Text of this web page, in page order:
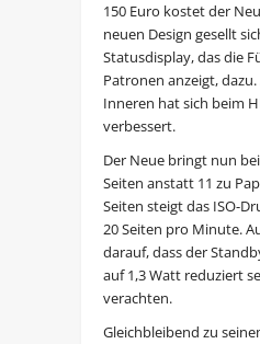
150 Euro kostet der
neuen Design gesellt
Statusdisplay, das die
Patronen anzeigt,
Inneren hat sich beim
verbessert.
Der Neue bringt nun
Seiten anstatt 11 zu
Seiten steigt das ISO-
20 Seiten pro Minute.
darauf, dass der
auf 1,3 Watt reduziert
verachten.
Gleichbleibend zu